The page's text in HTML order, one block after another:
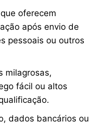
oferecem
após envio de
pessoais ou outros
milagrosas,
fácil ou altos
dados bancários ou